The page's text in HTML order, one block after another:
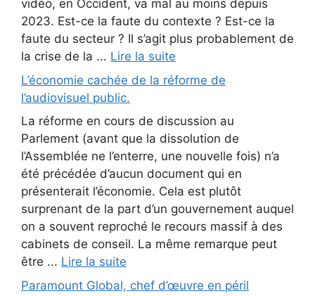
vidéo, en Occident, va mal au moins depuis
2023. Est-ce la faute du contexte ? Est-ce la
faute du secteur ? Il s’agit plus probablement de
la crise de la ... Lire la suite
L’économie cachée de la réforme de
l’audiovisuel public.
La réforme en cours de discussion au
Parlement (avant que la dissolution de
l’Assemblée ne l’enterre, une nouvelle fois) n’a
été précédée d’aucun document qui en
présenterait l’économie. Cela est plutôt
surprenant de la part d’un gouvernement auquel
on a souvent reproché le recours massif à des
cabinets de conseil. La même remarque peut
être ... Lire la suite
Paramount Global, chef d’œuvre en péril